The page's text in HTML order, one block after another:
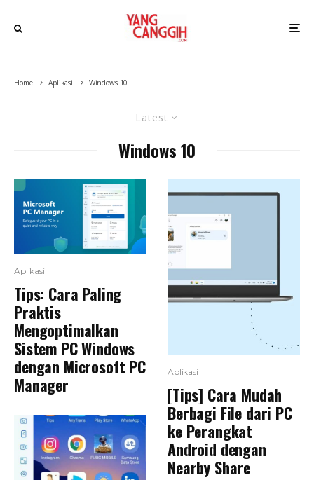
Home Aplikasi Windows 10
Latest
Windows 10
Aplikasi
Tips: Cara Paling
Praktis
Mengoptimalkan
Sistem PC Windows
dengan Microsoft PC
Manager
Aplikasi
[Tips] Cara Mudah
Berbagi File dari PC
ke Perangkat
Android dengan
Nearby Share